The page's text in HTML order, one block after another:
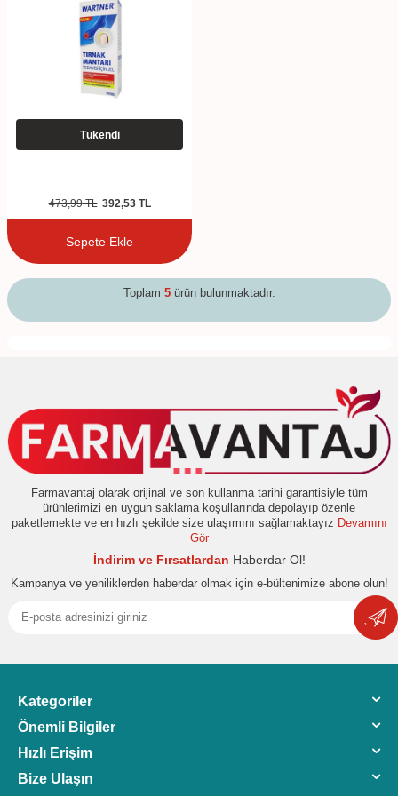
Tükendi
473,99TL 392,53TL
Sepete Ekle
Toplam 5ürün bulunmaktadır.
Farmavantaj olarak orijinal ve son kullanma tarihi garantisiyle tüm
ürünlerimizi en uygun saklama koşullarında depolayıp özenle
paketlemekte ve en hızlı şekilde size ulaşımını sağlamaktayız Devamını
Gör
İndirim ve Fırsatlardan Haberdar Ol!
Kampanya ve yeniliklerden haberdar olmak için e-bültenimize abone olun!
Kategoriler
Önemli Bilgiler
Hızlı Erişim
Bize Ulaşın